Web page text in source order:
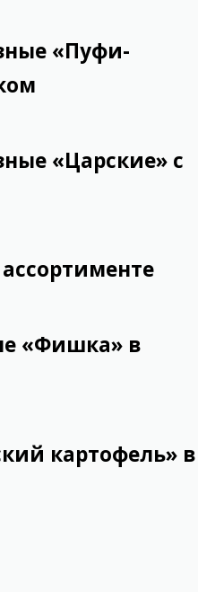
«Пуфи-
«Царские» с
«Фишка» в
картофель» в